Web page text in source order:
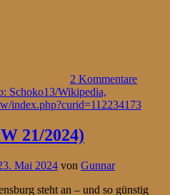
2 Kommentare
21/2024)
Mai 2024 von Gunnar
steht an – und so günstig